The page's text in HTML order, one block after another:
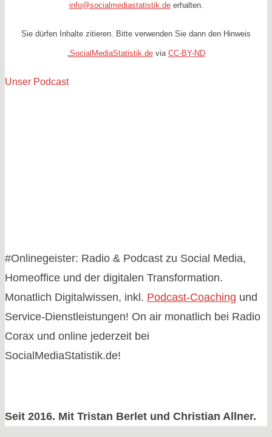
info@socialmediastatistik.deerhalten.
Sie dürfen Inhalte zitieren. Bitte verwenden Sie dann den Hinweis
„SocialMediaStatistik.devia CC-BY-ND
Unser Podcast
#Onlinegeister: Radio & Podcast zu Social Media,
Homeoffice und der digitalen Transformation.
Monatlich Digitalwissen, inkl. Podcast-Coaching und
Service-Dienstleistungen! On air monatlich bei Radio
Corax und online jederzeit bei
SocialMediaStatistik.de!
Seit 2016. Mit Tristan Berlet und Christian Allner.